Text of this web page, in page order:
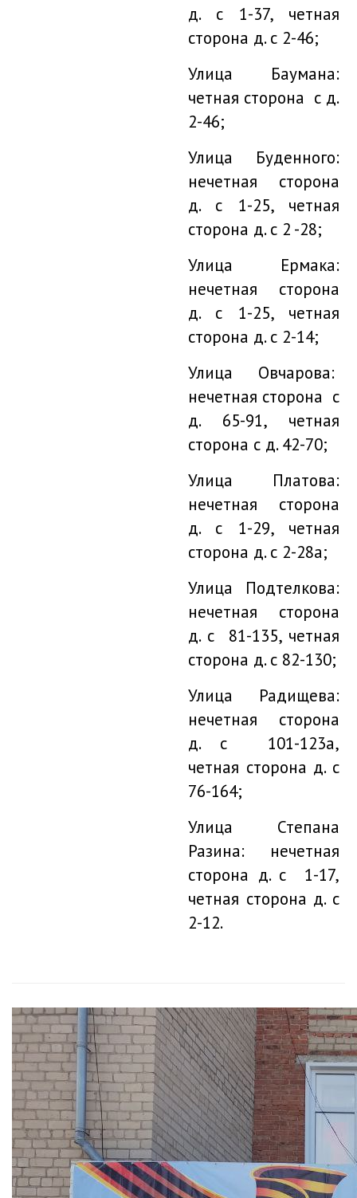
д. с 1-37, четная
сторона д. с 2-46;
Улица Баумана:
четная сторона с д.
2-46;
Улица Буденного:
нечетная сторона
д. с 1-25, четная
сторона д. с 2 -28;
Улица Ермака:
нечетная сторона
д. с 1-25, четная
сторона д. с 2-14;
Улица Овчарова:
нечетная сторона с
д. 65-91, четная
сторона с д. 42-70;
Улица Платова:
нечетная сторона
д. с 1-29, четная
сторона д. с 2-28а;
Улица Подтелкова:
нечетная сторона
д. с 81-135, четная
сторона д. с 82-130;
Улица Радищева:
нечетная сторона
д. с 101-123а,
четная сторона д. с
76-164;
Улица Степана
Разина: нечетная
сторона д. с 1-17,
четная сторона д. с
2-12.